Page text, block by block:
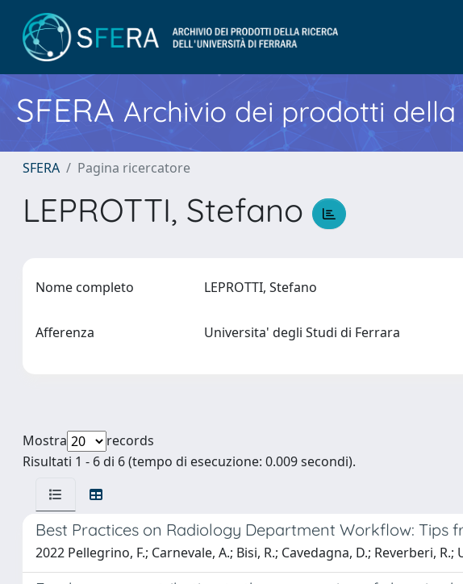
SFERA Archivio dei prodotti
SFERA Pagina ricercatore
LEPROTTI, Stefano
Nome completo LEPROTTI, Stefano
Afferenza Universita' degli Studi di Ferrara
Mostra
records
Risultati 1 - 6 di 6 (tempo di esecuzione: 0.009 secondi).
Best Practices on Radiology Department Workflow: Tips
2022 Pellegrino, F.; Carnevale, A.; Bisi, R.; Cavedagna, D.; Reverberi,